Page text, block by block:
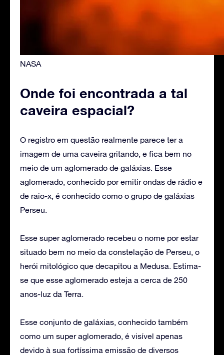
NASA
Onde foi encontrada a tal
caveira espacial?
O registro em questão realmente parece ter a
imagem de uma caveira gritando, e fica bem no
meio de um aglomerado de galáxias. Esse
aglomerado, conhecido por emitir ondas de rádio e
de raio-x, é conhecido como o grupo de galáxias
Perseu.
Esse super aglomerado recebeu o nome por estar
situado bem no meio da constelação de Perseu, o
herói mitológico que decapitou a Medusa. Estima-
se que esse aglomerado esteja a cerca de 250
anos-luz da Terra.
Esse conjunto de galáxias, conhecido também
como um super aglomerado, é visível apenas
devido à sua fortíssima emissão de diversos